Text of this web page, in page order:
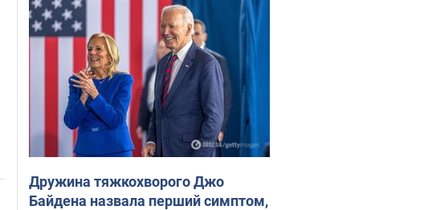
Дружина тяжкохворого Джо
Байдена назвала перший симптом,